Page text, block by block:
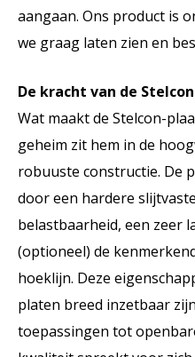
aangaan. Ons product is
we graag laten zien en
De kracht van de
Wat maakt de Stelcon-
geheim zit hem in de
robuuste constructie. De
door een hardere
belastbaarheid, een zeer
(optioneel) de
hoeklijn. Deze
platen breed inzetbaar
toepassingen tot